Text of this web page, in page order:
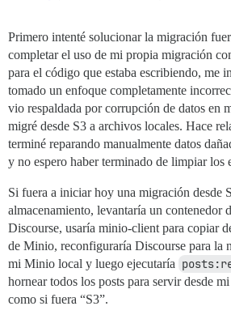
Primero intenté solucionar la migración
completar el uso de mi propia migración
para el código que estaba escribiendo, me
tomado un enfoque completamente
vio respaldada por corrupción de datos en
migré desde S3 a archivos locales. Hace
terminé reparando manualmente datos
y no espero haber terminado de limpiar los
Si fuera a iniciar hoy una migración desde
almacenamiento, levantaría un contenedor
Discourse, usaría minio-client para copiar
de Minio, reconfiguraría Discourse para la
mi Minio local y luego ejecutaría
hornear todos los posts para servir desde
como si fuera “S3”.